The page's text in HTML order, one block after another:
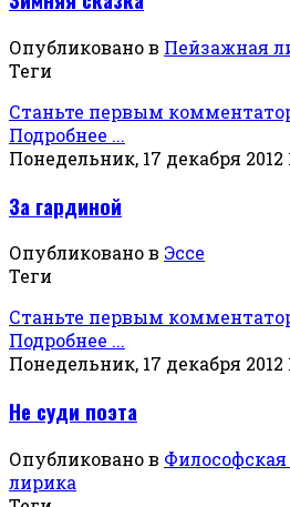
Опубликовано в Пейзажная
Теги
Станьте первым
Подробнее ...
Понедельник, 17 декабря 2012
За гардиной
Опубликовано в Эссе
Теги
Станьте первым
Подробнее ...
Понедельник, 17 декабря 2012
Не суди поэта
Опубликовано в
лирика